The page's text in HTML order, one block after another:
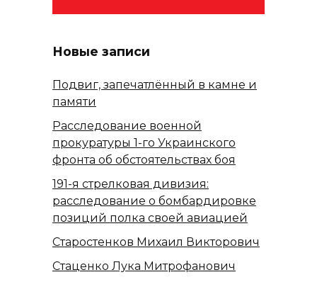
Новые записи
Подвиг, запечатлённый в камне и
памяти
Расследование военной
прокуратуры 1-го Украинского
фронта об обстоятельствах боя
191-я стрелковая дивизия:
расследование о бомбардировке
позиций полка своей авиацией
Старостенков Михаил Викторович
Стаценко Лука Митрофанович